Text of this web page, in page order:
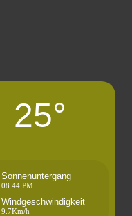
25°
Sonnenuntergang
08:44 PM
Windgeschwindigkeit
9.7Km/h